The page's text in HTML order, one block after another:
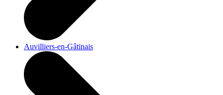
Auvilliers-en-Gâtinais